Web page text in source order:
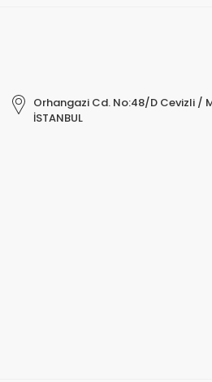
Orhangazi Cd. No:48/D Cevizli /
İSTANBUL